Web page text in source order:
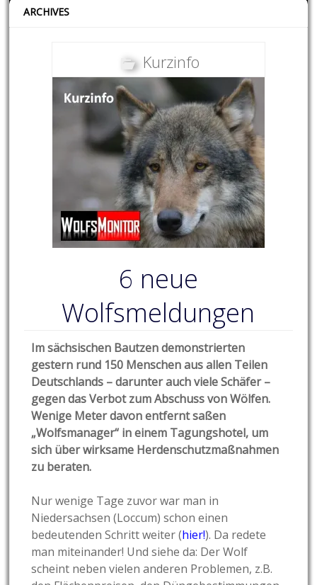
ARCHIVES
Kurzinfo
6 neue
Wolfsmeldungen
Im sächsischen Bautzen demonstrierten
gestern rund 150 Menschen aus allen Teilen
Deutschlands – darunter auch viele Schäfer –
gegen das Verbot zum Abschuss von Wölfen.
Wenige Meter davon entfernt saßen
„Wolfsmanager“ in einem Tagungshotel, um
sich über wirksame Herdenschutzmaßnahmen
zu beraten.
Nur wenige Tage zuvor war man in
Niedersachsen (Loccum) schon einen
bedeutenden Schritt weiter (hier!). Da redete
man miteinander! Und siehe da: Der Wolf
scheint neben vielen anderen Problemen, z.B.